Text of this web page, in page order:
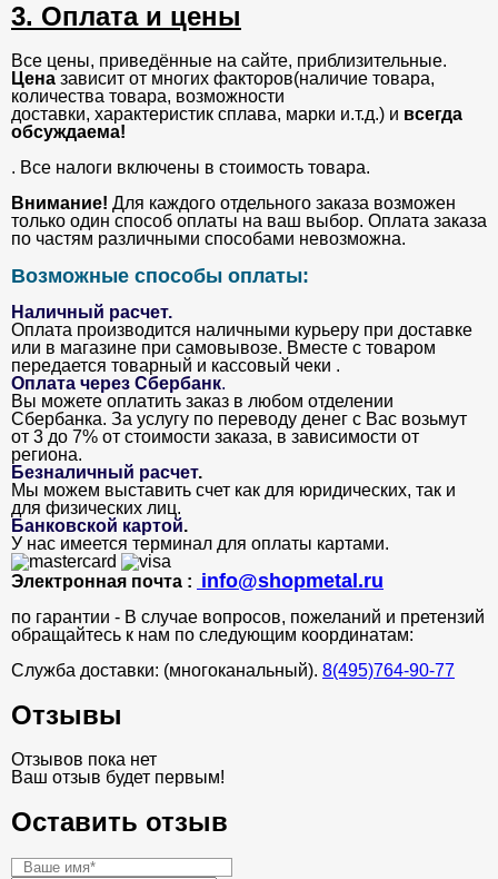
3. Оплата и цены
Все цены, приведённые на сайте, приблизительные.
Цена зависит от многих факторов(наличие товара,
количества товара, возможности
доставки, характеристик сплава, марки и.т.д.) и всегда
обсуждаема!
. Все налоги включены в стоимость товара.
Внимание! Для каждого отдельного заказа возможен
только один способ оплаты на ваш выбор. Оплата заказа
по частям различными способами невозможна.
Возможные способы оплаты:
Наличный расчет.
Оплата производится наличными курьеру при доставке
или в магазине при самовывозе. Вместе с товаром
передается товарный и кассовый чеки .
Оплата через Сбербанк.
Вы можете оплатить заказ в любом отделении
Сбербанка. За услугу по переводу денег с Вас возьмут
от 3 до 7% от стоимости заказа, в зависимости от
региона.
Безналичный расчет.
Мы можем выставить счет как для юридических, так и
для физических лиц.
Банковской картой.
У нас имеется терминал для оплаты картами.
Электронная почта : info@shopmetal.ru
по гарантии - В случае вопросов, пожеланий и претензий
обращайтесь к нам по следующим координатам:
Служба доставки: (многоканальный). 8(495)764-90-77
Отзывы
Отзывов пока нет
Ваш отзыв будет первым!
Оставить отзыв